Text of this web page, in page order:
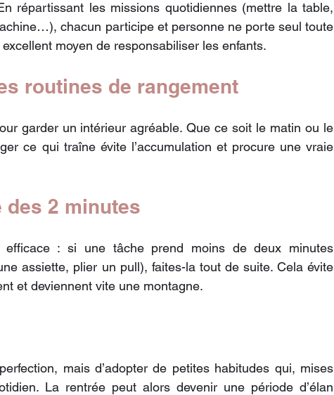
répartissant les missions quotidiennes (mettre la table,
chacun participe et personne ne porte seul toute
moyen de responsabiliser les enfants.
routines de rangement
garder un intérieur agréable. Que ce soit le matin ou le
ce qui traîne évite l’accumulation et procure une vraie
des 2 minutes
efficace : si une tâche prend moins de deux minutes
assiette, plier un pull), faites-la tout de suite. Cela évite
et deviennent vite une montagne.
mais d’adopter de petites habitudes qui, mises
La rentrée peut alors devenir une période d’élan